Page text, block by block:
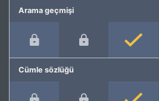
Arama geçmişi
Cümle sözlüğü